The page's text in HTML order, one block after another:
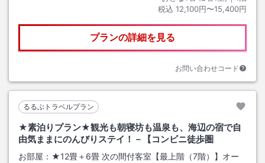
税込 12,100円〜15,400円
プランの詳細を見る
お問い合わせコード
るるぶトラベルプラン
★素泊りプラン★観光も朝寝坊も温泉も、海辺の宿で自
由気ままにのんびりステイ！－【コンビニ徒歩圏
お部屋： ★12畳＋6畳 次の間付客室【最上階（7階）】オー